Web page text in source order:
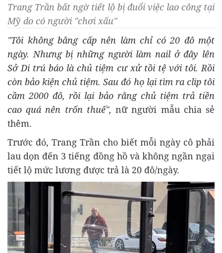
Trang Trần bất ngờ tiết lộ bị đuổi việc lao công tại
Mỹ do có người "chơi xấu"
"Tôi không bằng cấp nên làm chỉ có 20 đô một
ngày. Nhưng bị những người làm nail ở đây lên
Sở Di trú báo là chủ tiệm cư xử tồi tệ với tôi. Rồi
còn bảo kiện chủ tiệm. Sau đó họ lại tìm ra clip tôi
cầm 2000 đô, rồi lại bảo rằng chủ tiệm trả tiền
cao quá nên trốn thuế",nữ người mẫu chia sẻ
thêm.
Trước đó, Trang Trần cho biết mỗi ngày cô phải
lau dọn đến 3 tiếng đồng hồ và không ngần ngại
tiết lộ mức lương được trả là 20 đô/ngày.